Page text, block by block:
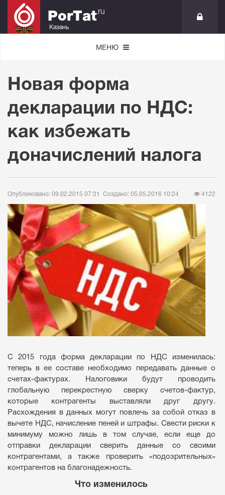
PorTat.ru
Казань
МЕНЮ
Новая форма
декларации по НДС:
как избежать
доначислений налога
Опубликовано: 09.02.2015 07:31 Создано: 05.05.2016 10:24 4122
С 2015 года форма декларации по НДС изменилась:
теперь в ее составе необходимо передавать данные о
счетах-фактурах. Налоговики будут проводить
глобальную перекрестную сверку счетов-фактур,
которые контрагенты выставляли друг другу.
Расхождения в данных могут повлечь за собой отказ в
вычете НДС, начисление пеней и штрафы. Свести риски к
минимуму можно лишь в том случае, если еще до
отправки декларации сверить данные со своими
контрагентами, а также проверить «подозрительных»
контрагентов на благонадежность.
Что изменилось